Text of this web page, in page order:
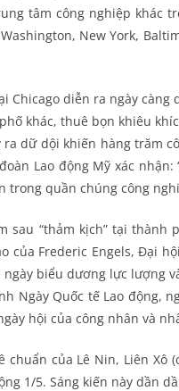
tâm công nghiệp khác
New York,
Chicago diễn ra ngày
khác, thuê bọn khiêu
ra dữ dội khiến hàng trăm
Lao động Mỹ xác
trong quần chúng công
sau “thảm kịch” tại
của Frederic Engels, Đại
ngày biểu dương lực lượng
Ngày Quốc tế Lao động,
hội của công nhân và
chuẩn của Lê Nin, Liên
1/5. Sáng kiến này dần